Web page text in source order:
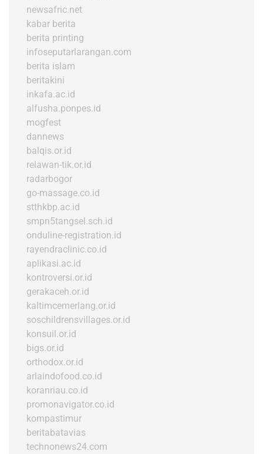
newsafric.net
kabar berita
berita printing
infoseputarlarangan.com
berita islam
beritakini
inkafa.ac.id
alfusha.ponpes.id
mogfest
dannews
balqis.or.id
relawan-tik.or.id
radarbogor
go-massage.co.id
stthkbp.ac.id
smpn5tangsel.sch.id
onduline-registration.id
rayendraclinic.co.id
aplikasi.ac.id
kontroversi.or.id
gerakaceh.or.id
kaltimcemerlang.or.id
soschildrensvillages.or.id
konsuil.or.id
bigs.or.id
orthodox.or.id
arlaindofood.co.id
koranriau.co.id
promonavigator.co.id
kompastimur
beritabatavias
technonews24.com